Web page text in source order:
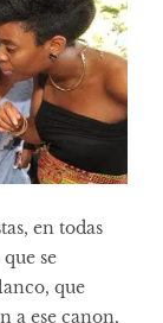
en todas
se
que
a ese canon,